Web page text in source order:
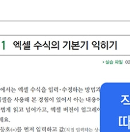
입력하지 못하도록 제한하기
입력된 데이터 표시하기
식으로 데이터 유효성 검사하기
규칙에 맞는 값만 입력받기
속되는 하위 목록 만들기
는 거래처만 보이는 목록 만들기
원하는 셀 선택하기